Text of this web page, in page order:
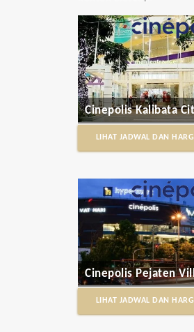
LIHAT JADWAL DAN
Cinepolis Pejaten
LIHAT JADWAL DAN